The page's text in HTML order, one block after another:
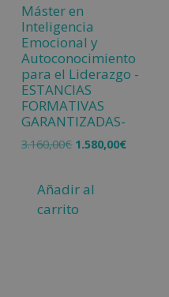
Máster en
Inteligencia
Emocional y
Autoconocimiento
para el Liderazgo -
ESTANCIAS
FORMATIVAS
GARANTIZADAS-
3.160,00€ 1.580,00€
Añadir al
carrito